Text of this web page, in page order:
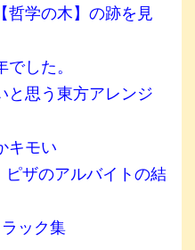
哲学の木】の跡を見
でした。
と思う東方アレンジ
キモい
ザのアルバイトの結
ック集